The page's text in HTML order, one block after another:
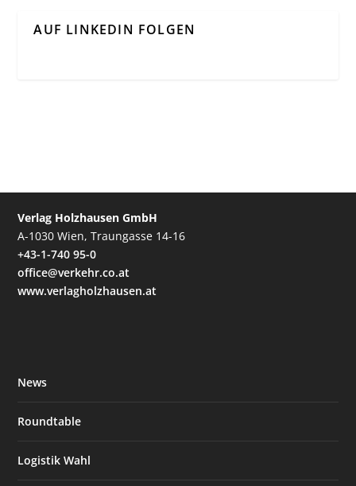
AUF LINKEDIN FOLGEN
Verlag Holzhausen GmbH
A-1030 Wien, Traungasse 14-16
+43-1-740 95-0
office@verkehr.co.at
www.verlagholzhausen.at
News
Roundtable
Logistik Wahl